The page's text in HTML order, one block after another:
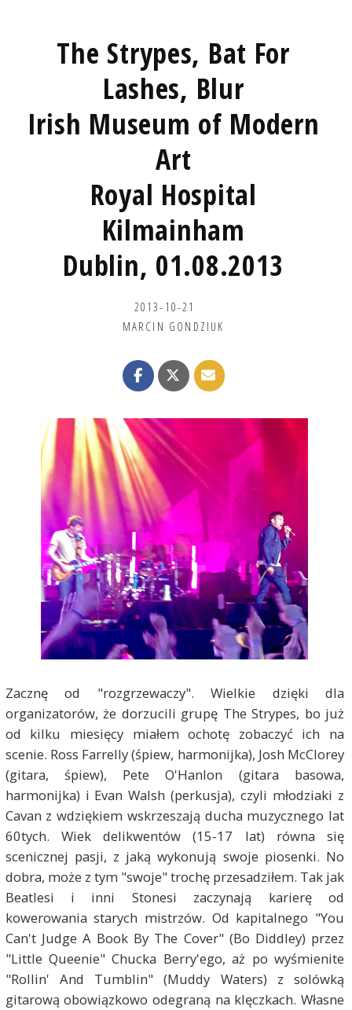
The Strypes, Bat For
Lashes, Blur
Irish Museum of Modern
Art
Royal Hospital
Kilmainham
Dublin, 01.08.2013
2013-10-21
MARCIN GONDZIUK
Zacznę od "rozgrzewaczy". Wielkie dzięki dla
organizatorów, że dorzucili grupę The Strypes, bo już
od kilku miesięcy miałem ochotę zobaczyć ich na
scenie. Ross Farrelly (śpiew, harmonijka), Josh McClorey
(gitara, śpiew), Pete O'Hanlon (gitara basowa,
harmonijka) i Evan Walsh (perkusja), czyli młodziaki z
Cavan z wdziękiem wskrzeszają ducha muzycznego lat
60tych. Wiek delikwentów (15-17 lat) równa się
scenicznej pasji, z jaką wykonują swoje piosenki. No
dobra, może z tym "swoje" trochę przesadziłem. Tak jak
Beatlesi i inni Stonesi zaczynają karierę od
kowerowania starych mistrzów. Od kapitalnego "You
Can't Judge A Book By The Cover" (Bo Diddley) przez
"Little Queenie" Chucka Berry'ego, aż po wyśmienite
"Rollin' And Tumblin" (Muddy Waters) z solówką
gitarową obowiązkowo odegraną na klęczkach. Własne